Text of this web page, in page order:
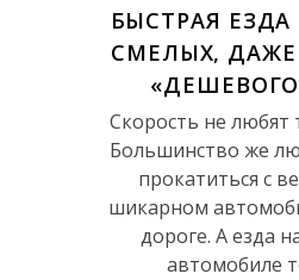
БЫСТРАЯ
СМЕЛЫХ, ДАЖЕ
Cкорость не любят
Большинство же
прокатиться с
шикарном
дороге. А езда
автомобиле